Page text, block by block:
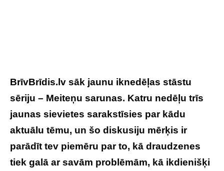
BrīvBrīdis.lv sāk jaunu iknedēļas stāstu
sēriju – Meiteņu sarunas. Katru nedēļu trīs
jaunas sievietes sarakstīsies par kādu
aktuālu tēmu, un šo diskusiju mērķis ir
parādīt tev piemēru par to, kā draudzenes
tiek galā ar savām problēmām, kā ikdienišķi